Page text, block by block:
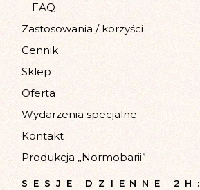
FAQ
Zastosowania / korzyści
Cennik
Sklep
Oferta
Wydarzenia specjalne
Kontakt
Produkcja „Normobarii”
SESJE DZIENNE 2H: